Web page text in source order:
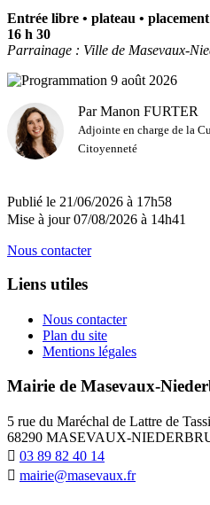
Entrée libre • plateau •
16 h 30
Parrainage : Ville de Masevaux-
Par Manon FURTER
Adjointe en charge de la
Citoyenneté
Publié le 21/06/2026 à 17h58
Mise à jour 07/08/2026 à 14h41
Nous contacter
Liens utiles
Nous contacter
Plan du site
Mentions légales
Mairie de Masevaux-
5 rue du Maréchal de Lattre de
68290 MASEVAUX-
03 89 82 40 14
mairie@masevaux.fr